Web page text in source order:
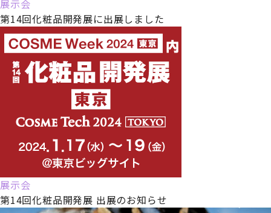
展示会
第14回化粧品開発展に出展しました
展示会
第14回化粧品開発展 出展のお知らせ